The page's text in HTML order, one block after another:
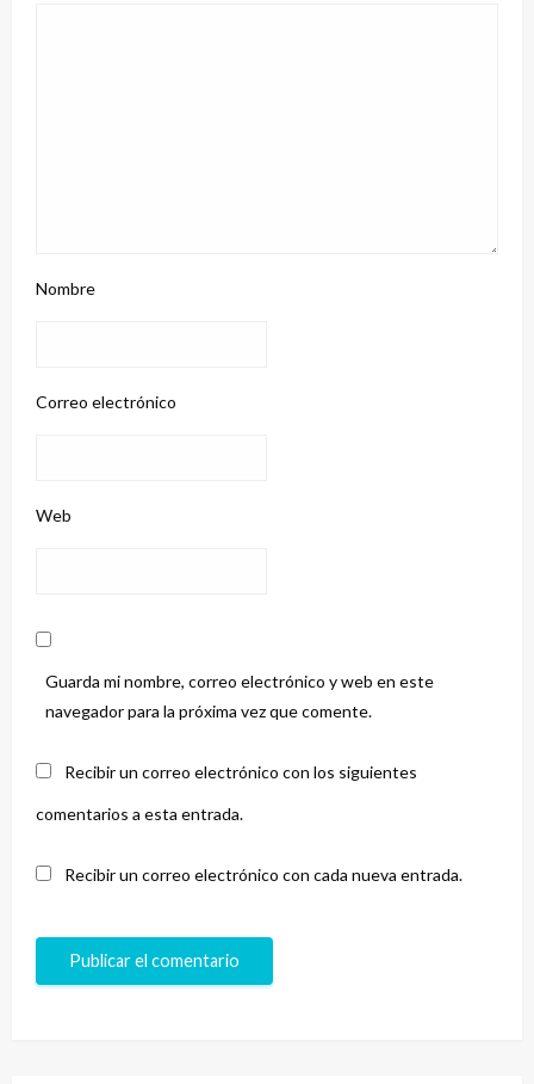
Nombre
Correo electrónico
Web
Guarda mi nombre, correo electrónico y web en este
navegador para la próxima vez que comente.
Recibir un correo electrónico con los siguientes
comentarios a esta entrada.
Recibir un correo electrónico con cada nueva entrada.